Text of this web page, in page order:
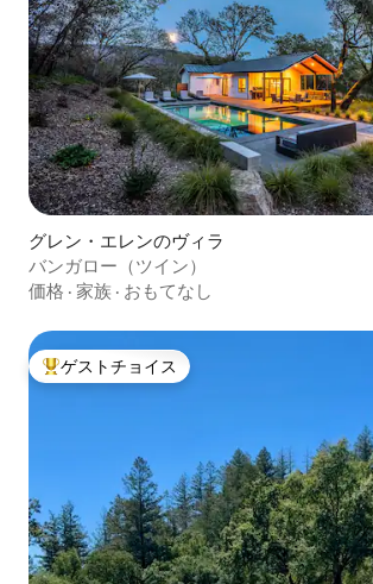
グレン・エレンのヴィラ
バンガロー（ツイン）
価格 · 家族 · おもてなし
大好評のゲストチョイスです。
ゲストチョイス